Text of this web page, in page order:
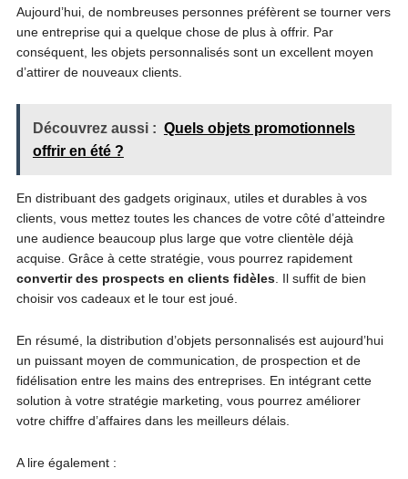
Aujourd’hui, de nombreuses personnes préfèrent se tourner vers
une entreprise qui a quelque chose de plus à offrir. Par
conséquent, les objets personnalisés sont un excellent moyen
d’attirer de nouveaux clients.
Découvrez aussi : Quels objets promotionnels
offrir en été ?
En distribuant des gadgets originaux, utiles et durables à vos
clients, vous mettez toutes les chances de votre côté d’atteindre
une audience beaucoup plus large que votre clientèle déjà
acquise. Grâce à cette stratégie, vous pourrez rapidement
convertir des prospects en clients fidèles. Il suffit de bien
choisir vos cadeaux et le tour est joué.
En résumé, la distribution d’objets personnalisés est aujourd’hui
un puissant moyen de communication, de prospection et de
fidélisation entre les mains des entreprises. En intégrant cette
solution à votre stratégie marketing, vous pourrez améliorer
votre chiffre d’affaires dans les meilleurs délais.
A lire également :